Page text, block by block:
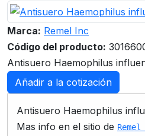
Marca: Remel Inc
Código del producto:
Antisuero Haemophilus
Añadir a la cotización
Antisuero Haemophilus
Mas info en el sitio de